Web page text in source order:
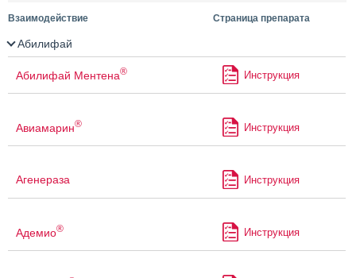
Взаимодействие Страница препарата
Абилифай
Абилифай Ментена® Инструкция
Авиамарин® Инструкция
Агенераза Инструкция
Адемио® Инструкция